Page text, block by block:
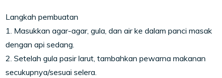
Langkah pembuatan
1. Masukkan agar-agar, gula, dan air ke dalam panci masak
dengan api sedang.
2. Setelah gula pasir larut, tambahkan pewarna makanan
secukupnya/sesuai selera.